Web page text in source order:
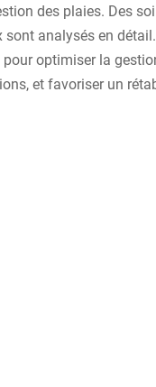
des plaies. Des
sont analysés en
optimiser la
et favoriser un